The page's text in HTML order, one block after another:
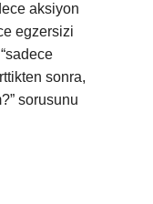
aksiyon
egzersizi
sonra,
sorusunu